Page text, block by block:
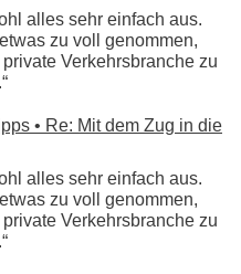
alles sehr einfach aus.
zu voll genommen,
Verkehrsbranche zu
• Re: Mit dem Zug in die
alles sehr einfach aus.
zu voll genommen,
Verkehrsbranche zu